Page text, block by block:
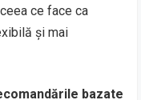
ce face ca
și mai
bazate